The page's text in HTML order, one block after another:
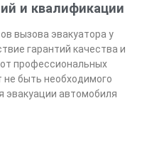
и квалификации
вызова эвакуатора у
гарантий качества и
профессиональных
быть необходимого
эвакуации автомобиля